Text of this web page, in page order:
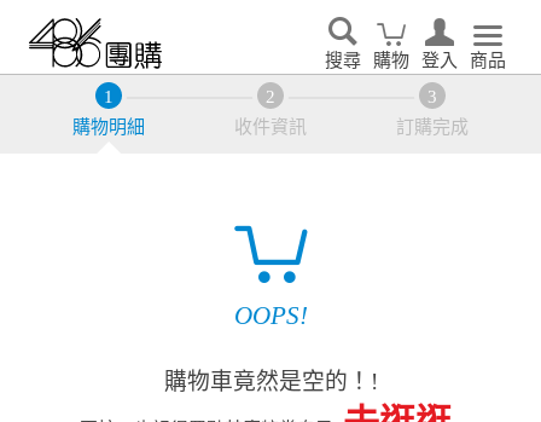
搜尋 購物 登入 商品
購物明細 收件資訊 訂購完成
OOPS!
購物車竟然是空的！!